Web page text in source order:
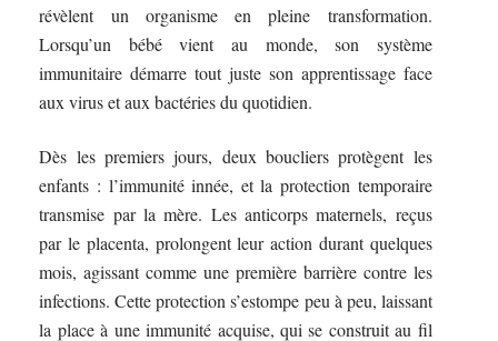
révèlent un organisme en pleine transformation.
Lorsqu’un bébé vient au monde, son système
immunitaire démarre tout juste son apprentissage face
aux virus et aux bactéries du quotidien.
Dès les premiers jours, deux boucliers protègent les
enfants : l’immunité innée, et la protection temporaire
transmise par la mère. Les anticorps maternels, reçus
par le placenta, prolongent leur action durant quelques
mois, agissant comme une première barrière contre les
infections. Cette protection s’estompe peu à peu, laissant
la place à une immunité acquise, qui se construit au fil